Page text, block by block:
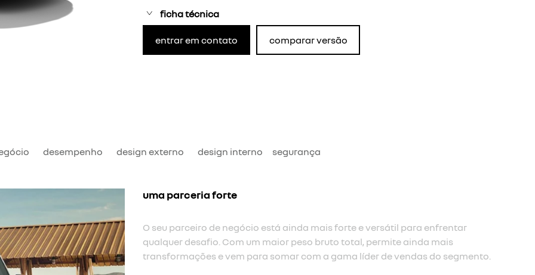
ficha técnica
entrar em contato comparar versão
desempenho design externo design interno segurança
uma parceria forte
O seu parceiro de negócio está ainda mais forte e versátil para enfrentar
qualquer desafio. Com um maior peso bruto total, permite ainda mais
transformações e vem para somar com a gama líder de vendas do segmento.